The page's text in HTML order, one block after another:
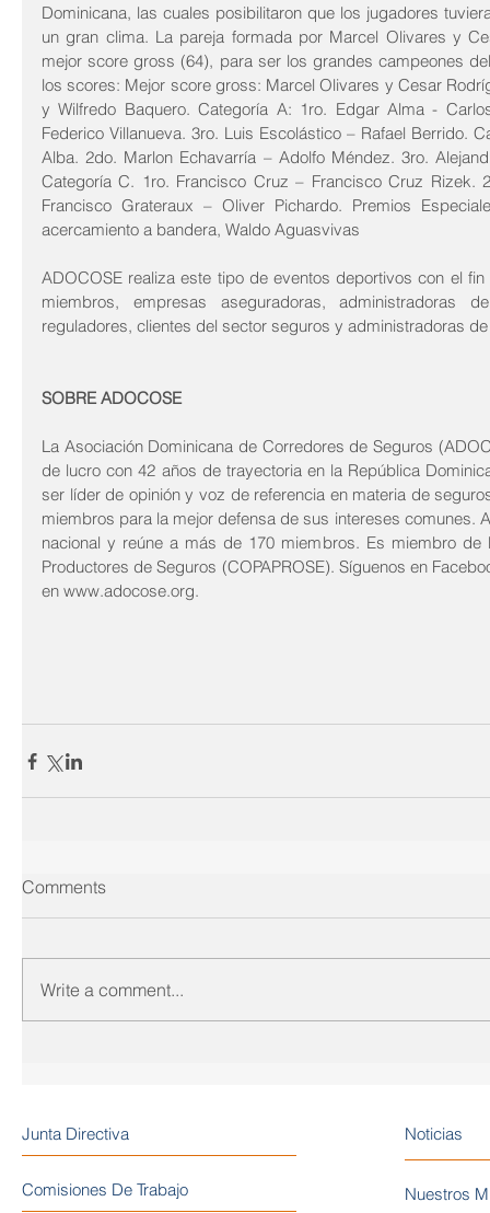
Dominicana, las cuales posibilitaron que los jugadores
un gran clima. La pareja formada por Marcel Olivares y
mejor score gross (64), para ser los grandes campeones
los scores: Mejor score gross: Marcel Olivares y Cesar
y Wilfredo Baquero. Categoría A: 1ro. Edgar Alma -
Federico Villanueva. 3ro. Luis Escolástico – Rafael Berrido.
Alba. 2do. Marlon Echavarría – Adolfo Méndez. 3ro.
Categoría C. 1ro. Francisco Cruz – Francisco Cruz Rizek.
Francisco Grateraux – Oliver Pichardo. Premios
acercamiento a bandera, Waldo Aguasvivas
ADOCOSE realiza este tipo de eventos deportivos con el
miembros, empresas aseguradoras, administradoras
reguladores, clientes del sector seguros y administradoras
SOBRE ADOCOSE
La Asociación Dominicana de Corredores de Seguros
de lucro con 42 años de trayectoria en la República
ser líder de opinión y voz de referencia en materia de
miembros para la mejor defensa de sus intereses comunes.
nacional y reúne a más de 170 miembros. Es miembro de
Productores de Seguros (COPAPROSE). Síguenos en
en www.adocose.org.
Comments
Write a comment...
Junta Directiva
Comisiones De Trabajo
Noticias
Nuestros